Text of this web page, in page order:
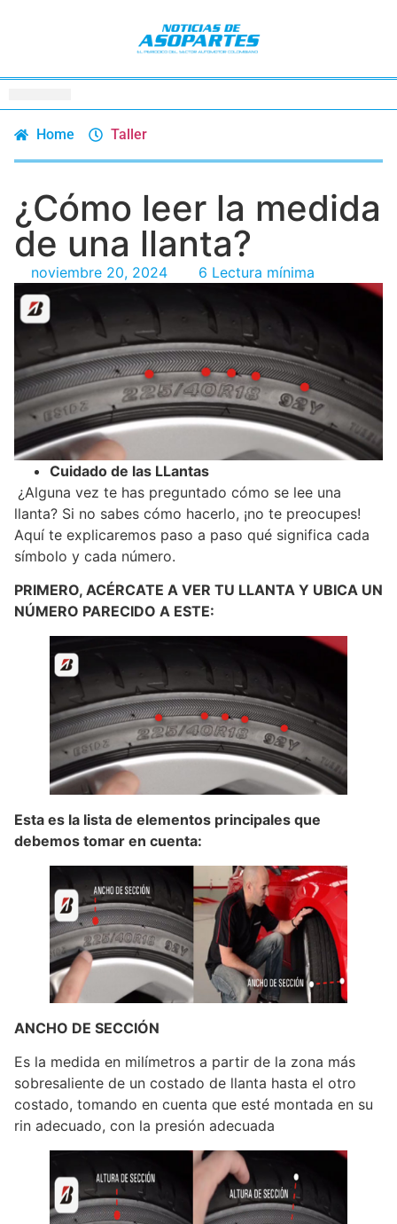
Home Taller
¿Cómo leer la medida
de una llanta?
noviembre 20, 2024 6 Lectura mínima
Cuidado de las LLantas
¿Alguna vez te has preguntado cómo se lee una
llanta? Si no sabes cómo hacerlo, ¡no te preocupes!
Aquí te explicaremos paso a paso qué significa cada
símbolo y cada número.
PRIMERO, ACÉRCATE A VER TU LLANTA Y UBICA UN
NÚMERO PARECIDO A ESTE:
Esta es la lista de elementos principales que
debemos tomar en cuenta:
ANCHO DE SECCIÓN
Es la medida en milímetros a partir de la zona más
sobresaliente de un costado de llanta hasta el otro
costado, tomando en cuenta que esté montada en su
rin adecuado, con la presión adecuada